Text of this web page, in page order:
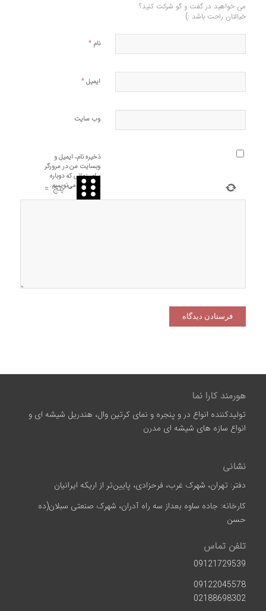
می خواهید در گفت و گو شرکت کنید؟
خیالتان راحت باشد :)
نام *
ایمیل*
وب‌ سایت
ذخیره نام، ایمیل و
وبسایت من در مرورگر
برای زمانی که دوباره
دیدگاهی می‌نویسم.
−پنج=
هورمند کارا نما
تولیدکننده انواع در و پنجره و نمای کرتین وال، هندریل شیشه ای و
انواع سازه‌ های شیشه‌ ای مدرن
نشانی
دفتر: تهران، شهرک غرب، فرحزادی، پایین‌تر از اریکه ایرانیان
کارخانه: جاده ساوه بعداز سه راه آدران، شهرک صنعتی سبلان(ده
حسن
تلفن تماس
09121729539
09122045578
02188698302